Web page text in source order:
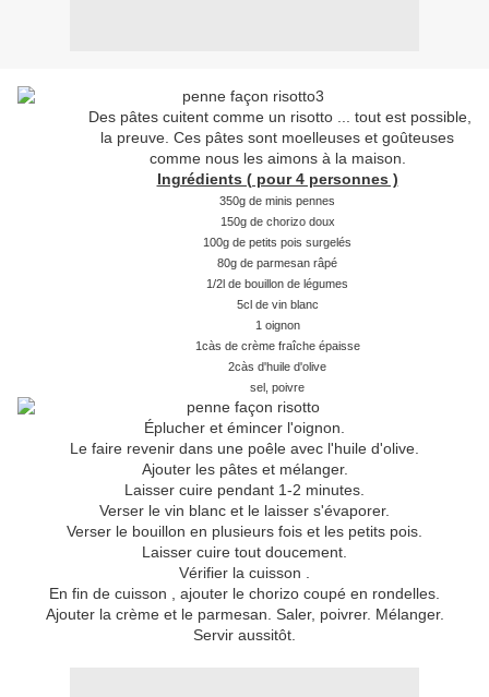
Des pâtes cuitent comme un risotto ... tout est possible,
la preuve. Ces pâtes sont moelleuses et goûteuses
comme nous les aimons à la maison.
Ingrédients ( pour 4 personnes )
350g de minis pennes
150g de chorizo doux
100g de petits pois surgelés
80g de parmesan râpé
1/2l de bouillon de légumes
5cl de vin blanc
1 oignon
1càs de crème fraîche épaisse
2càs d'huile d'olive
sel, poivre
Éplucher et émincer l'oignon.
Le faire revenir dans une poêle avec l'huile d'olive.
Ajouter les pâtes et mélanger.
Laisser cuire pendant 1-2 minutes.
Verser le vin blanc et le laisser s'évaporer.
Verser le bouillon en plusieurs fois et les petits pois.
Laisser cuire tout doucement.
Vérifier la cuisson .
En fin de cuisson , ajouter le chorizo coupé en rondelles.
Ajouter la crème et le parmesan. Saler, poivrer. Mélanger.
Servir aussitôt.